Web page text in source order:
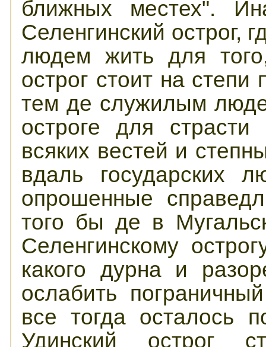
ближных местех".
Селенгинский острог,
людем жить для
острог стоит на
тем де служилым
остроге для
всяких вестей и
вдаль государских
опрошенные
того бы де в
Селенгинскому
какого дурна и
ослабить
все тогда осталось
Удинский острог